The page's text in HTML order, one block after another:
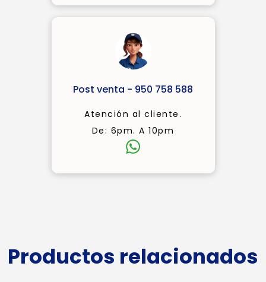
Post venta - 950 758 588
Atención al cliente.
De: 6pm. A 10pm
Productos relacionados